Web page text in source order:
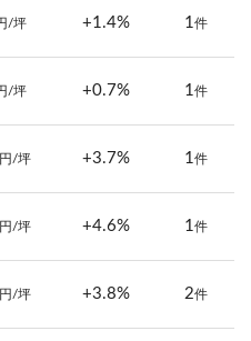
/坪 +1.4% 1件
/坪 +0.7% 1件
/坪 +3.7% 1件
/坪 +4.6% 1件
/坪 +3.8% 2件